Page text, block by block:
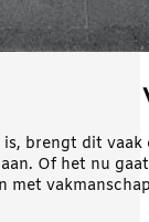
brengt dit
Of het nu
met